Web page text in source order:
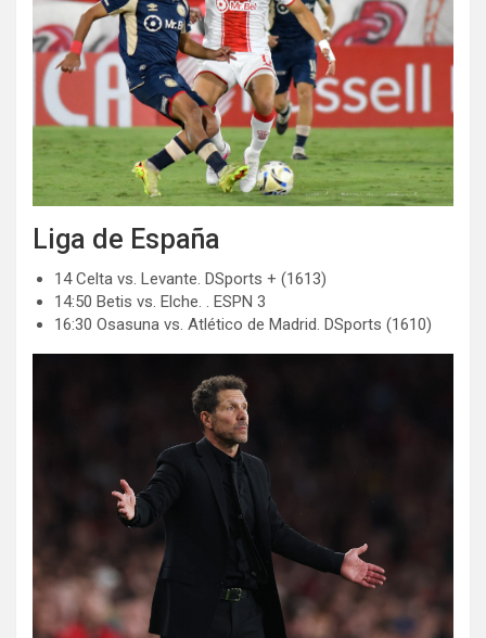
Liga de España
14 Celta vs. Levante. DSports + (1613)
14:50 Betis vs. Elche. . ESPN 3
16:30 Osasuna vs. Atlético de Madrid. DSports (1610)